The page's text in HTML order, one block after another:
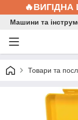
Машини та
Товари та